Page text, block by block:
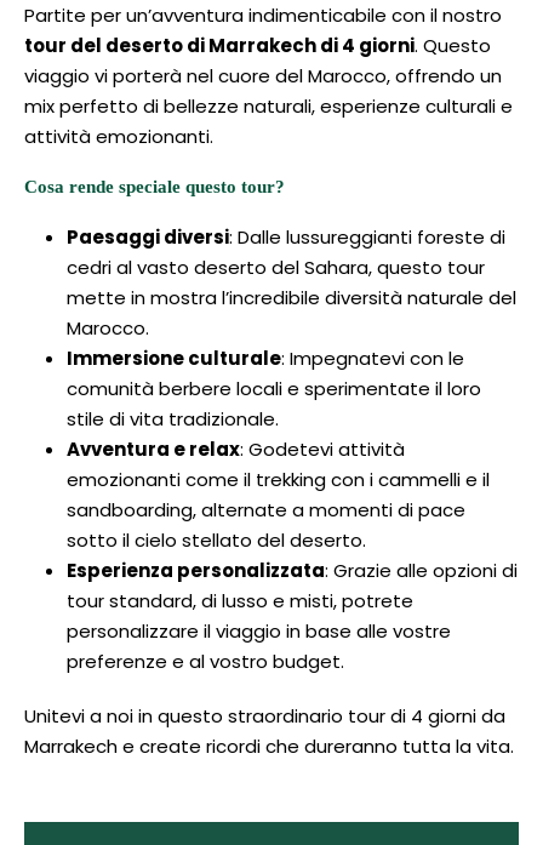
Partite per un’avventura indimenticabile con il nostro
tour del deserto di Marrakech di 4 giorni. Questo
viaggio vi porterà nel cuore del Marocco, offrendo un
mix perfetto di bellezze naturali, esperienze culturali e
attività emozionanti.
Cosa rende speciale questo tour?
Paesaggi diversi: Dalle lussureggianti foreste di
cedri al vasto deserto del Sahara, questo tour
mette in mostra l’incredibile diversità naturale del
Marocco.
Immersione culturale: Impegnatevi con le
comunità berbere locali e sperimentate il loro
stile di vita tradizionale.
Avventura e relax: Godetevi attività
emozionanti come il trekking con i cammelli e il
sandboarding, alternate a momenti di pace
sotto il cielo stellato del deserto.
Esperienza personalizzata: Grazie alle opzioni di
tour standard, di lusso e misti, potrete
personalizzare il viaggio in base alle vostre
preferenze e al vostro budget.
Unitevi a noi in questo straordinario tour di 4 giorni da
Marrakech e create ricordi che dureranno tutta la vita.